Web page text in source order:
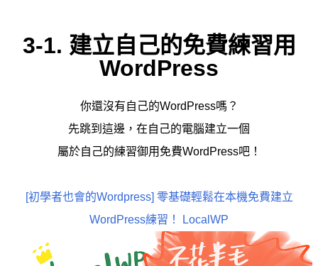
3-1. 建立自己的免費練習用
WordPress
你還沒有自己的WordPress嗎？
先跳到這邊，在自己的電腦建立一個
屬於自己的練習御用免費WordPress吧！
[初學者也會的Wordpress] 零基礎輕鬆在本機免費建立
WordPress練習！ LocalWP